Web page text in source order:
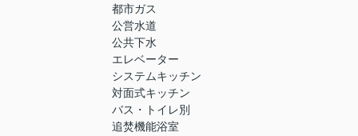
都市ガス
公営水道
公共下水
エレベーター
システムキッチン
対面式キッチン
バス・トイレ別
追焚機能浴室